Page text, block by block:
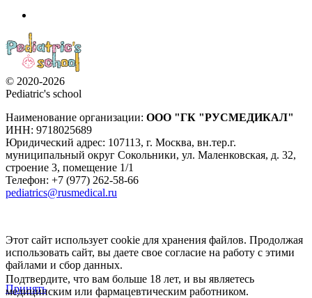
© 2020-2026
Pediatric's school
Наименование организации: ООО "ГК "РУСМЕДИКАЛ"
ИНН: 9718025689
Юридический адрес: 107113, г. Москва, вн.тер.г.
муниципальный округ Сокольники, ул. Маленковская, д. 32,
строение 3, помещение 1/1
Телефон: +7 (977) 262-58-66
pediatrics@rusmedical.ru
Этот сайт использует cookie для хранения файлов. Продолжая
использовать сайт, вы даете свое согласие на работу с этими
файлами и сбор данных.
Принять
Подтвердите, что вам больше 18 лет, и вы являетесь
медицинским или фармацевтическим работником.